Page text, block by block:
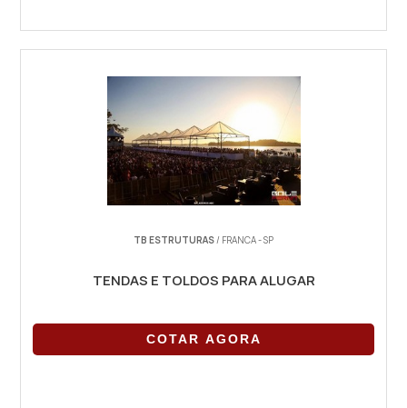
TB ESTRUTURAS/ FRANCA - SP
TENDAS E TOLDOS PARA ALUGAR
COTAR AGORA